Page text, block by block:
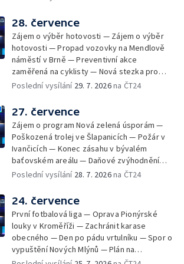
bývalého nákupního domu Letná — Končí 52.
ročník Letní filmové školy — 3. ročník
komunitní akce Stůl ve středu — Cesta na
podporu paliativní péče
28. července
Zájem o výběr hotovosti — Zájem o výběr
hotovosti — Propad vozovky na Mendlově
náměstí v Brně — Preventivní akce
zaměřená na cyklisty — Nová stezka pro
cyklisty na Zlínsku — Letecká linka mezi
pozorovat zatmění Slunce — Den AČFK na
Letní filmové škole — Milan Uhde slaví 90 let
— Rekonstrukce vojenského srubu
Poslední vysílání 29. 7. 2026na ČT24
27. července
Zájem o program Nová zelená úsporám —
Poškozená trolej ve Šlapanicích — Požár v
Ivančicích — Konec zásahu v bývalém
baťovském areálu — Daňové zvýhodnění
vína — Výhružky na magistrátu v Olomouci —
Brněnské týmy v první fotbalové lize —
Chystaná rekonstrukce bývalé věznice —
Nový seriál pro děti
Poslední vysílání 28. 7. 2026na ČT24
24. července
První fotbalová liga — Oprava Pionýrské
louky v Kroměříži — Zachránit karase
obecného — Den po pádu vrtulníku — Spor o
vypuštění Nových Mlýnů — Plán na
odstranění ohořelé budovy — 52. ročník